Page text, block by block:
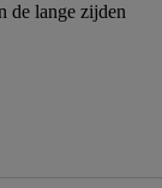
de lange zijden